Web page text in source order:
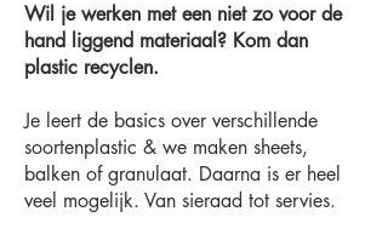
Wil je werken met een niet zo voor de
hand liggend materiaal? Kom dan
plastic recyclen.
Je leert de basics over verschillende
soortenplastic & we maken sheets,
balken of granulaat. Daarna is er heel
veel mogelijk. Van sieraad tot servies.